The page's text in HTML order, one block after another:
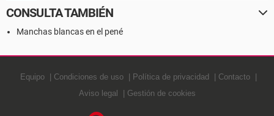
CONSULTA TAMBIÉN
Manchas blancas en el pené
Equipo Condiciones de uso Política de privacidad
Contacto
Aviso legal
Gestión de cookies